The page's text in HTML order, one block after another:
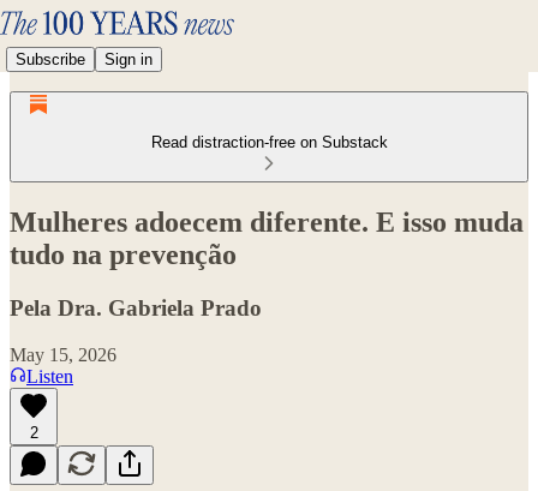
Subscribe Sign in
Read distraction-free on Substack
Mulheres adoecem diferente. E isso muda
tudo na prevenção
Pela Dra. Gabriela Prado
May 15, 2026
Listen
2